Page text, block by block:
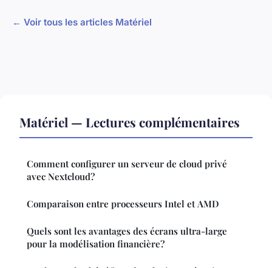
← Voir tous les articles Matériel
Matériel — Lectures complémentaires
Comment configurer un serveur de cloud privé
avec Nextcloud?
Comparaison entre processeurs Intel et AMD
Quels sont les avantages des écrans ultra-large
pour la modélisation financière?